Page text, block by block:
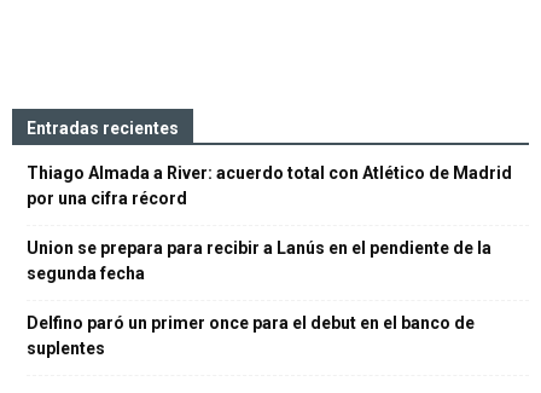
Entradas recientes
Thiago Almada a River: acuerdo total con Atlético de Madrid
por una cifra récord
Union se prepara para recibir a Lanús en el pendiente de la
segunda fecha
Delfino paró un primer once para el debut en el banco de
suplentes